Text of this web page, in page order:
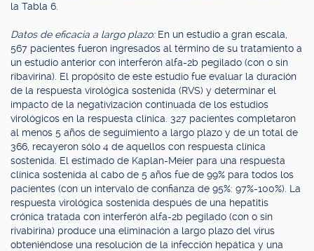
la Tabla 6.
Datos de eficacia a largo plazo: En un estudio a gran escala,
567 pacientes fueron ingresados al término de su tratamiento a
un estudio anterior con interferón alfa-2b pegilado (con o sin
ribavirina). El propósito de este estudio fue evaluar la duración
de la respuesta virológica sostenida (RVS) y determinar el
impacto de la negativización continuada de los estudios
virológicos en la respuesta clínica. 327 pacientes completaron
al menos 5 años de seguimiento a largo plazo y de un total de
366, recayeron sólo 4 de aquellos con respuesta clínica
sostenida. El estimado de Kaplan-Meier para una respuesta
clínica sostenida al cabo de 5 años fue de 99% para todos los
pacientes (con un intervalo de confianza de 95%: 97%-100%). La
respuesta virológica sostenida después de una hepatitis
crónica tratada con interferón alfa-2b pegilado (con o sin
rivabirina) produce una eliminación a largo plazo del virus
obteniéndose una resolución de la infección hepática y una